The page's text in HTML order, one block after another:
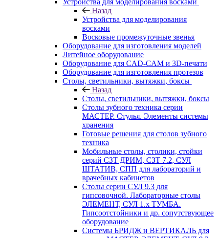
Устройства для моделирования восками
Назад
Устройства для моделирования
восками
Восковые промежуточные звенья
Оборудование для изготовления моделей
Литейное оборудование
Оборудование для CAD-CAM и 3D-печати
Оборудование для изготовления протезов
Cтолы, светильники, вытяжки, боксы
Назад
Cтолы, светильники, вытяжки, боксы
Столы зубного техника серии
МАСТЕР. Стулья. Элементы системы
хранения
Готовые решения для столов зубного
техника
Мобильные столы, столики, стойки
серий СЗТ ДРИМ, СЗТ 7.2, СУЛ
ШТАТИВ, СПП для лабораторий и
врачебных кабинетов
Столы серии СУЛ 9.3 для
гипсовочной. Лабораторные столы
ЭЛЕМЕНТ, СУЛ 1.х ТУМБА.
Гипсоотстойники и др. сопутствующее
оборудование
Системы БРИДЖ и ВЕРТИКАЛЬ для